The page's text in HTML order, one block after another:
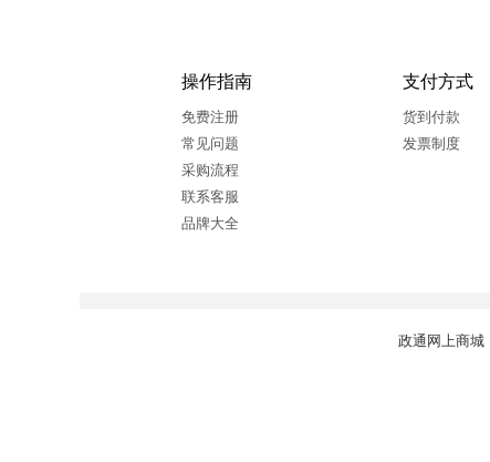
操作指南
免费注册
常见问题
采购流程
联系客服
品牌大全
支付方式
货到付款
发票制度
政通网上商城